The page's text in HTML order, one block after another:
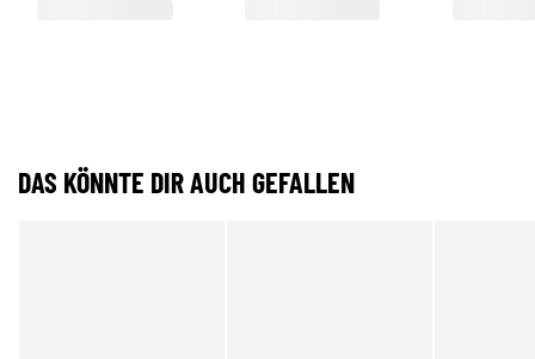
DAS KÖNNTE DIR AUCH GEFALLEN